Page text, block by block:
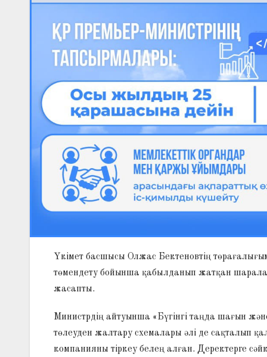
Үкімет басшысы Олжас Бектеновтің
төмендету бойынша қабылданып жатқан
жасапты.
Министрдің айтуынша «Бүгінгі таңда шағын
төлеуден жалтару схемалары әлі де сақталып
компанияны тіркеу белең алған. Деректерге